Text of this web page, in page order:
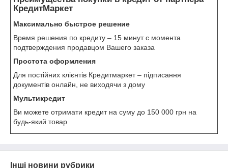
КредитМаркет
Максимально быстрое решение
Время решения по кредиту – 15 минут с момента
подтверждения продавцом Вашего заказа
Простота оформления
Для постійних клієнтів Кредитмаркет – підписання
документів онлайн, не виходячи з дому
Мультикредит
Ви можете отримати кредит на суму до 150 000 грн на
будь-який товар
Інші новини рубрики